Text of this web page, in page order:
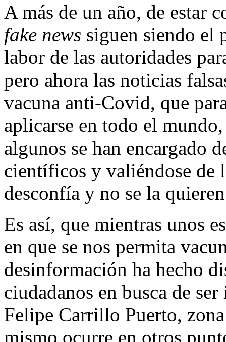
A más de un año, de estar
fake news siguen siendo el
labor de las autoridades
pero ahora las noticias
vacuna anti-Covid, que
aplicarse en todo el
algunos se han encargado
científicos y valiéndose de
desconfía y no se la
Es así, que mientras unos
en que se nos permita
desinformación ha hecho
ciudadanos en busca de
Felipe Carrillo Puerto,
mismo ocurre en otros